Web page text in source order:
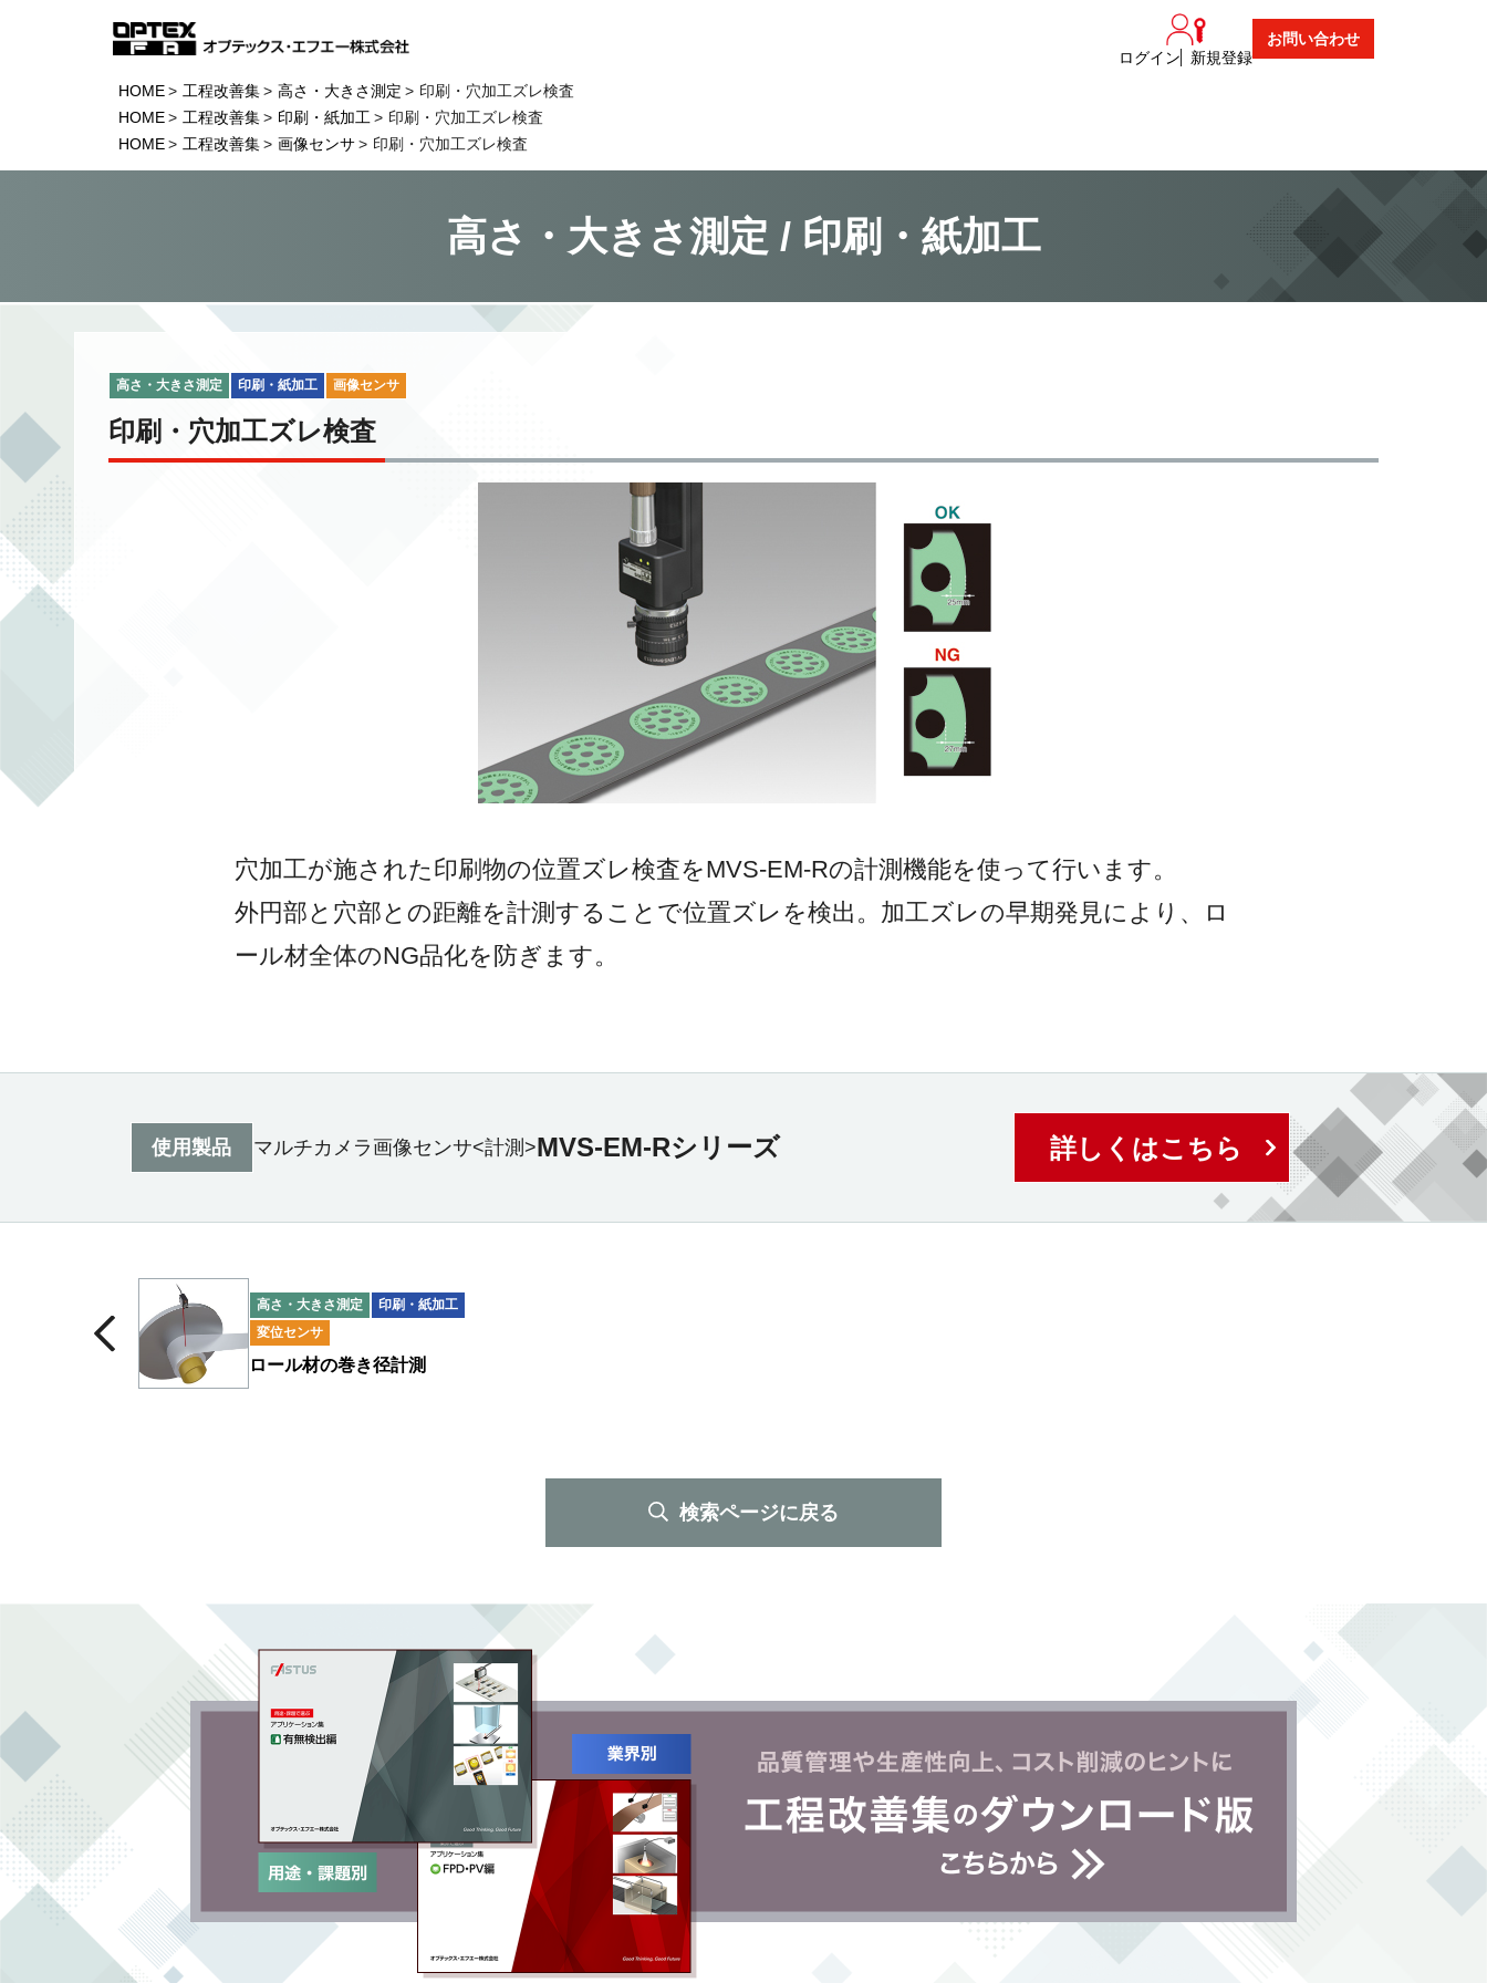
ログイン 新規登録
お問い合わせ
HOME 工程改善集 高さ・大きさ測定
印刷・穴加工ズレ検査
HOME
工程改善集 印刷・紙加工
印刷・穴加工ズレ検査
HOME
工程改善集 画像センサ 印刷・穴加工ズレ検査
高さ・大きさ測定 / 印刷・紙加工
高さ・大きさ測定 印刷・紙加工 画像センサ
印刷・穴加工ズレ検査
穴加工が施された印刷物の位置ズレ検査をMVS-EM-Rの計測機能を使って行います。
外円部と穴部との距離を計測することで位置ズレを検出。加工ズレの早期発見により、ロ
ール材全体のNG品化を防ぎます。
使用製品 マルチカメラ画像センサ<計測>MVS-EM-Rシリーズ 詳しくはこちら
高さ・大きさ測定
印刷・紙加工
変位センサ
ロール材の巻き径計測
検索ページに戻る